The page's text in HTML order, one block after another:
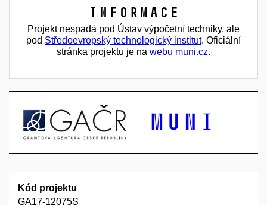
Informace
Projekt nespadá pod Ústav výpočetní techniky, ale
pod Středoevropský technologický institut. Oficiální
stránka projektu je na webu muni.cz.
Kód projektu
GA17-12075S